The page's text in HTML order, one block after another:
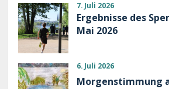
7. Juli 2026
Ergebnisse des
Mai 2026
6. Juli 2026
Morgenstimmung